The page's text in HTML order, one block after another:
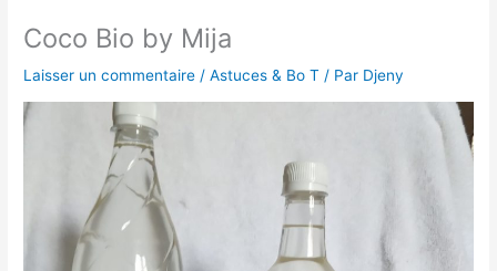
Coco Bio by Mija
Laisser un commentaire /Astuces & Bo T / Par Djeny